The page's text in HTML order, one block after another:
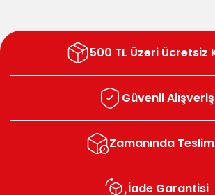
500 TL Üzeri Ücretsiz
Güvenli Alışveriş
Zamanında
İade Garantisi